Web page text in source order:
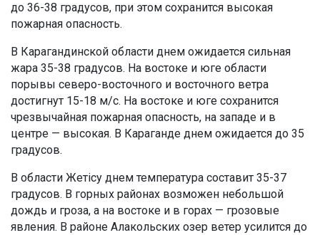
до 36-38 градусов, при этом сохранится высокая
пожарная опасность.
В Карагандинской области днем ожидается сильная
жара 35-38 градусов. На востоке и юге области
порывы северо-восточного и восточного ветра
достигнут 15-18 м/с. На востоке и юге сохранится
чрезвычайная пожарная опасность, на западе и в
центре — высокая. В Караганде днем ожидается до 35
градусов.
В области Жетісу днем температура составит 35-37
градусов. В горных районах возможен небольшой
дождь и гроза, а на востоке и в горах — грозовые
явления. В районе Алакольских озер ветер усилится до